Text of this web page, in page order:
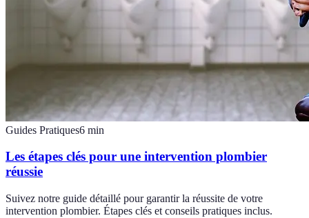
Guides Pratiques6 min
Les étapes clés pour une intervention plombier
réussie
Suivez notre guide détaillé pour garantir la réussite de votre
intervention plombier. Étapes clés et conseils pratiques inclus.